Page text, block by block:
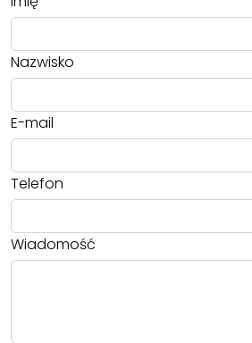
Nazwisko
E-mail
Telefon
Wiadomość